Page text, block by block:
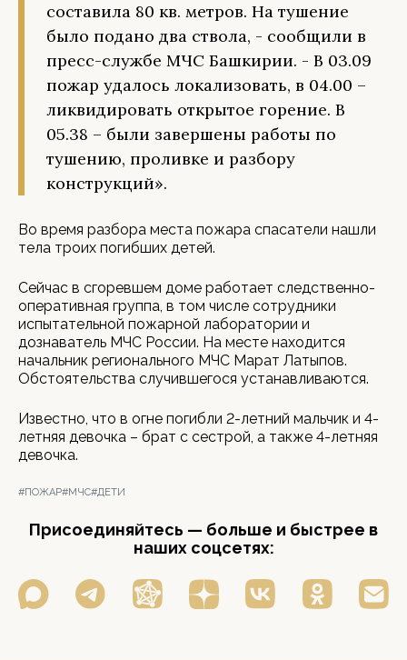
составила 80 кв. метров. На тушение
было подано два ствола, - сообщили в
пресс-службе МЧС Башкирии. - В 03.09
пожар удалось локализовать, в 04.00 –
ликвидировать открытое горение. В
05.38 – были завершены работы по
тушению, проливке и разбору
конструкций».
Во время разбора места пожара спасатели нашли
тела троих погибших детей.
Сейчас в сгоревшем доме работает следственно-
оперативная группа, в том числе сотрудники
испытательной пожарной лаборатории и
дознаватель МЧС России. На месте находится
начальник регионального МЧС Марат Латыпов.
Обстоятельства случившегося устанавливаются.
Известно, что в огне погибли 2-летний мальчик и 4-
летняя девочка – брат с сестрой, а также 4-летняя
девочка.
#ПОЖАР#МЧС#ДЕТИ
Присоединяйтесь — больше и быстрее в
наших соцсетях: